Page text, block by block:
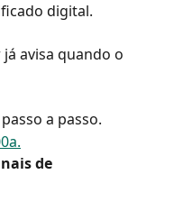
digital.
avisa quando o
a passo.
de